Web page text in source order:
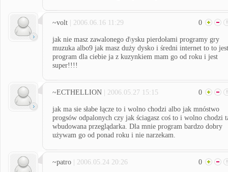
~volt | 2006.06.16 11:29 0
jak nie masz zawalonego d\ysku pierdołami programy gry
muzuka albo9 jak masz duży dysko i średni internet to to jest
program dla ciebie ja z kuzynkiem mam go od roku i jest
super!!!!
~ECTHELLION | 2006.05.27 15:15 0
jak ma sie słabe łącze to i wolno chodzi albo jak mnóstwo
progsów odpalonych czy jak ściagasz coś to i wolno chodzi
wbudowana przeglądarka. Dla mnie program bardzo dobry
używam go od ponad roku i nie narzekam.
~patro | 2006.05.24 20:26 0